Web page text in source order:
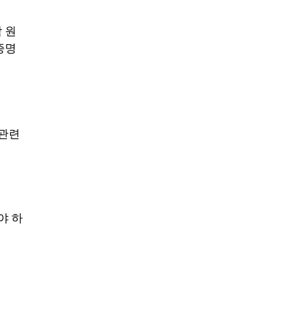
원
명
련
하